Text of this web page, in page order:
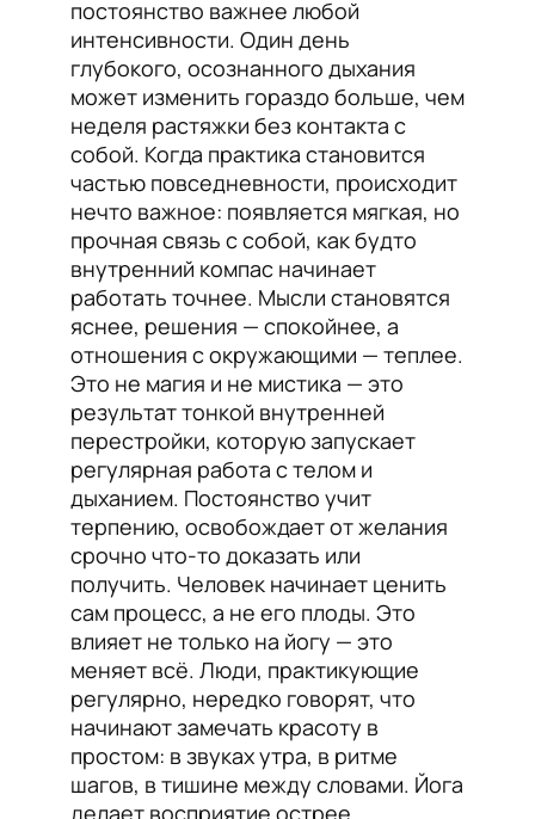
постоянство важнее любой
интенсивности. Один день
глубокого, осознанного дыхания
может изменить гораздо больше, чем
неделя растяжки без контакта с
собой. Когда практика становится
частью повседневности, происходит
нечто важное: появляется мягкая, но
прочная связь с собой, как будто
внутренний компас начинает
работать точнее. Мысли становятся
яснее, решения — спокойнее, а
отношения с окружающими — теплее.
Это не магия и не мистика — это
результат тонкой внутренней
перестройки, которую запускает
регулярная работа с телом и
дыханием. Постоянство учит
терпению, освобождает от желания
срочно что-то доказать или
получить. Человек начинает ценить
сам процесс, а не его плоды. Это
влияет не только на йогу — это
меняет всё. Люди, практикующие
регулярно, нередко говорят, что
начинают замечать красоту в
простом: в звуках утра, в ритме
шагов, в тишине между словами. Йога
делает восприятие острее,